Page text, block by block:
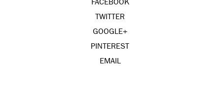
FACEBOOK
TWITTER
GOOGLE+
PINTEREST
EMAIL